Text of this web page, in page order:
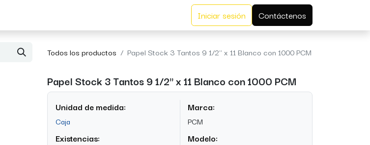
Iniciar sesión Contáctenos
Todos los productos Papel Stock 3 Tantos 9 1/2'' x 11 Blanco con 1000 PCM
Papel Stock 3 Tantos 9 1/2'' x 11 Blanco con 1000 PCM
Unidad de medida:
Caja
Existencias:
Marca:
PCM
Modelo: